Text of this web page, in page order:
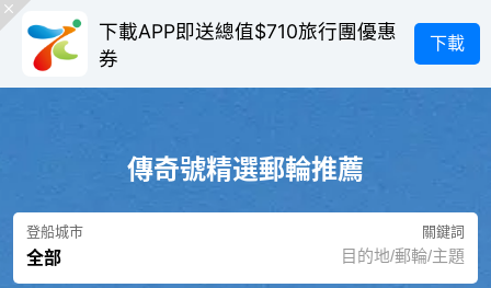
下載APP即送總值$710旅行團優惠
券
下載
傳奇號精選郵輪推薦
登船城市
全部
關鍵詞